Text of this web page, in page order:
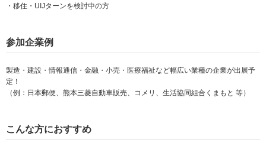
・移住・UIJターンを検討中の方
参加企業例
製造・建設・情報通信・金融・小売・医療福祉など幅広い業種の企業が出展予
定！
（例：日本郵便、熊本三菱自動車販売、コメリ、生活協同組合くまもと 等）
こんな方におすすめ